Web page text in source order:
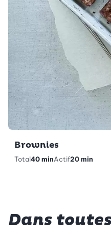
Brownies
Total40 minActif20 min
Dans